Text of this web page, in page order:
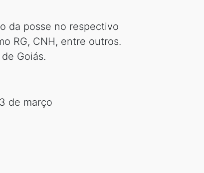
da posse no respectivo
RG, CNH, entre outros.
Goiás.
de março